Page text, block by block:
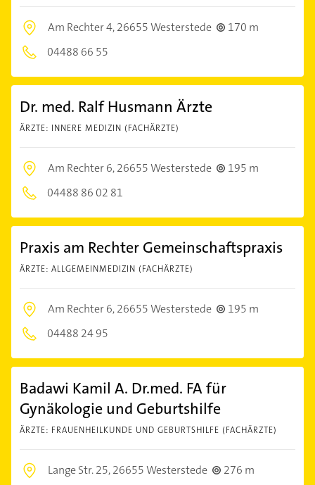
Am Rechter 4,26655 Westerstede
170 m
04488 66 55
Dr. med. Ralf Husmann Ärzte
ÄRZTE: INNERE MEDIZIN (FACHÄRZTE)
Am Rechter 6,26655 Westerstede
195 m
04488 86 02 81
Praxis am Rechter Gemeinschaftspraxis
ÄRZTE: ALLGEMEINMEDIZIN (FACHÄRZTE)
Am Rechter 6,26655 Westerstede
195 m
04488 24 95
Badawi Kamil A. Dr.med. FA für
Gynäkologie und Geburtshilfe
ÄRZTE: FRAUENHEILKUNDE UND GEBURTSHILFE (FACHÄRZTE)
Lange Str. 25,26655 Westerstede
276 m